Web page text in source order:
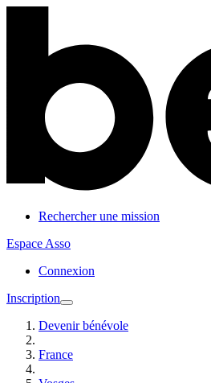
Rechercher une mission
Espace Asso
Connexion
Inscription
Devenir bénévole
France